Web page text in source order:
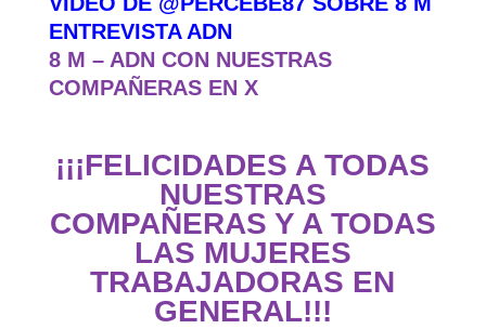
ENTREVISTA ADN
8 M – ADN CON NUESTRAS
COMPAÑERAS EN X
¡¡¡FELICIDADES A TODAS
NUESTRAS
COMPAÑERAS Y A TODAS
LAS MUJERES
TRABAJADORAS EN
GENERAL!!!